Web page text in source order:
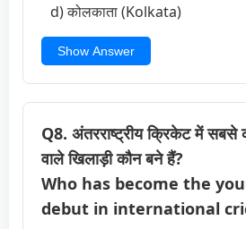
d) कोलकाता (Kolkata)
Show Answer
Q8. अंतरराष्ट्रीय क्रिकेट में
वाले खिलाड़ी कौन बने हैं?
Who has become the
debut in international